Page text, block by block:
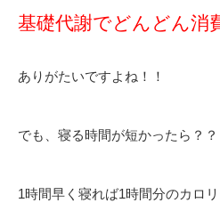
基礎代謝でどんどん消
ありがたいですよね！！
でも、寝る時間が短かったら？？
1時間早く寝れば1時間分のカロ